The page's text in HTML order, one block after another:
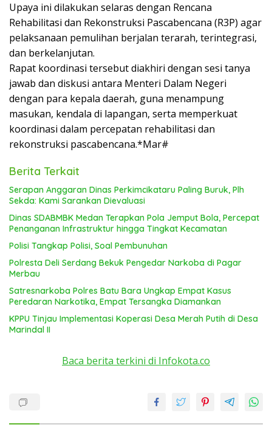
Upaya ini dilakukan selaras dengan Rencana
Rehabilitasi dan Rekonstruksi Pascabencana (R3P) agar
pelaksanaan pemulihan berjalan terarah, terintegrasi,
dan berkelanjutan.
Rapat koordinasi tersebut diakhiri dengan sesi tanya
jawab dan diskusi antara Menteri Dalam Negeri
dengan para kepala daerah, guna menampung
masukan, kendala di lapangan, serta memperkuat
koordinasi dalam percepatan rehabilitasi dan
rekonstruksi pascabencana.*Mar#
Berita Terkait
Serapan Anggaran Dinas Perkimcikataru Paling Buruk, Plh
Sekda: Kami Sarankan Dievaluasi
Dinas SDABMBK Medan Terapkan Pola Jemput Bola, Percepat
Penanganan Infrastruktur hingga Tingkat Kecamatan
Polisi Tangkap Polisi, Soal Pembunuhan
Polresta Deli Serdang Bekuk Pengedar Narkoba di Pagar
Merbau
Satresnarkoba Polres Batu Bara Ungkap Empat Kasus
Peredaran Narkotika, Empat Tersangka Diamankan
KPPU Tinjau Implementasi Koperasi Desa Merah Putih di Desa
Marindal II
Baca berita terkini di Infokota.co